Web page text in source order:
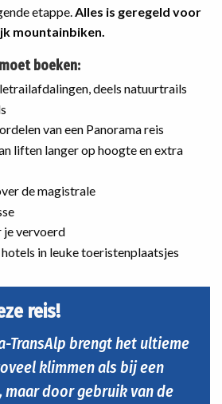
etappe. Alles is geregeld voor
mountainbiken.
boeken:
deels natuurtrails
van een Panorama reis
liften langer op hoogte en extra
de magistrale
je vervoerd
in leuke toeristenplaatsjes
reis!
TransAlp brengt het ultieme
klimmen als bij een
maar door gebruik van de